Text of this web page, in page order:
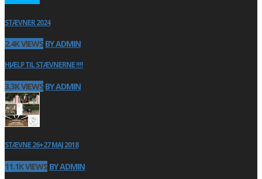
STÆVNER 2024
2.4K VIEWS BY ADMIN
HJÆLP TIL STÆVNERNE !!!!
3.3K VIEWS BY ADMIN
STÆVNE 26+27 MAJ 2018
11.1K VIEWS BY ADMIN